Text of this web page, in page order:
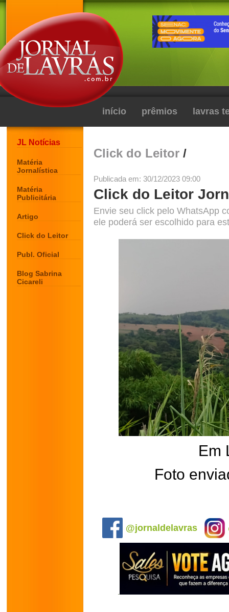
início prêmios lavras
JL Notícias
Matéria
Jornalística
Matéria
Publicitária
Artigo
Click do Leitor
Publ. Oficial
Blog Sabrina
Cicareli
Click do Leitor /
Publicada em: 30/12/2023 09:00
Click do Leitor
Envie seu click pelo WhatsApp
ele poderá ser escolhido para
Em
Foto
@jornaldelavras